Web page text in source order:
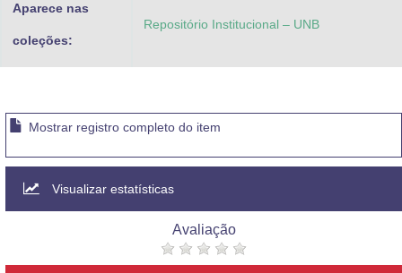
Aparece nas
coleções:
Repositório Institucional – UNB
Mostrar registro completo do item
Visualizar estatísticas
Avaliação